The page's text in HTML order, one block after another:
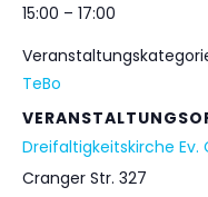
15:00 – 17:00
TeBo
Dreifaltigkeitskirche
Cranger Str. 327